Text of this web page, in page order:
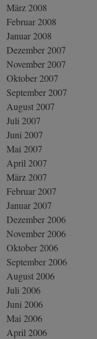
März 2008
Februar 2008
Januar 2008
Dezember 2007
November 2007
Oktober 2007
September 2007
August 2007
Juli 2007
Juni 2007
Mai 2007
April 2007
März 2007
Februar 2007
Januar 2007
Dezember 2006
November 2006
Oktober 2006
September 2006
August 2006
Juli 2006
Juni 2006
Mai 2006
April 2006